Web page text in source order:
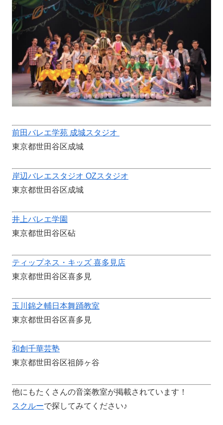
前田バレエ学苑 成城スタジオ
東京都世田谷区成城
岸辺バレエスタジオ OZスタジオ
東京都世田谷区成城
井上バレエ学園
東京都世田谷区砧
ティップネス・キッズ 喜多見店
東京都世田谷区喜多見
玉川錦之輔日本舞踊教室
東京都世田谷区喜多見
和創千華芸塾
東京都世田谷区祖師ヶ谷
他にもたくさんの音楽教室が掲載されています！
スクルーで探してみてください♪